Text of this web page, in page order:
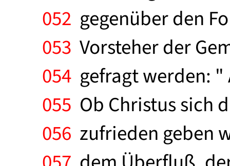
052 gegenüber den
053 Vorsteher der
054 gefragt werden: "
055 Ob Christus sich
056 zufrieden geben